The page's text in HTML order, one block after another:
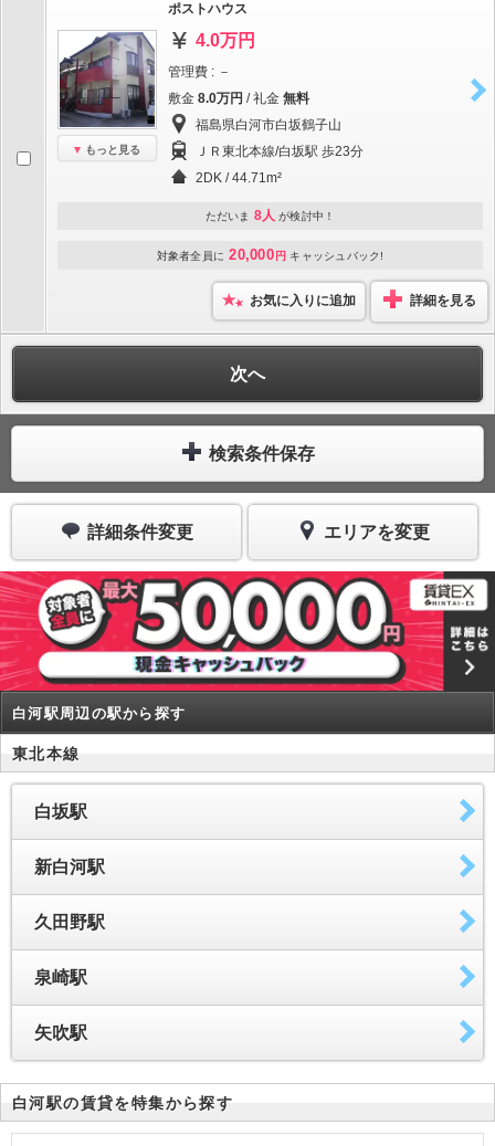
もっと見る
ポストハウス
4.0万円
管理費 : －
敷金 8.0万円 / 礼金 無料
福島県白河市白坂鶴子山
ＪＲ東北本線/白坂駅 歩23分
2DK / 44.71m²
ただいま 8人 が検討中！
対象者全員に 20,000 円 キャッシュバック!
お気に入りに追加 詳細を見る
次へ
検索条件保存
詳細条件変更 エリアを変更
白河駅周辺の駅から探す
東北本線
白坂駅
新白河駅
久田野駅
泉崎駅
矢吹駅
白河駅の賃貸を特集から探す